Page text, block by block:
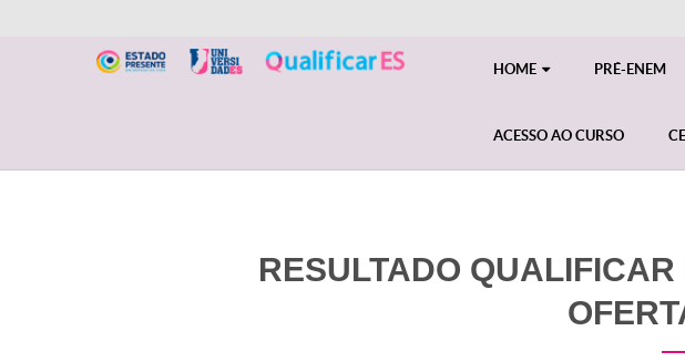
HOME PRÉ-ENEM
ACESSO AO CURSO
RESULTADO